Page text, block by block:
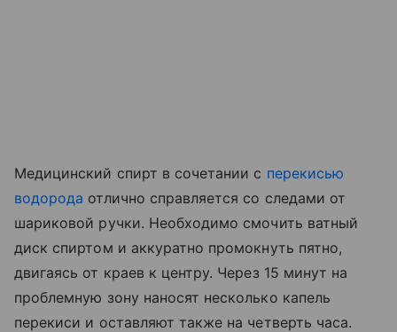
Медицинский спирт в сочетании с перекисью
водорода отлично справляется со следами от
шариковой ручки. Необходимо смочить ватный
диск спиртом и аккуратно промокнуть пятно,
двигаясь от краев к центру. Через 15 минут на
проблемную зону наносят несколько капель
перекиси и оставляют также на четверть часа.